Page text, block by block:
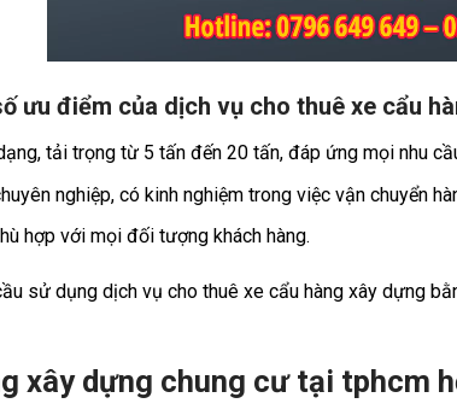
ưu điểm của dịch vụ cho thuê xe cẩu
tải trọng từ 5 tấn đến 20 tấn, đáp ứng mọi nhu
nghiệp, có kinh nghiệm trong việc vận chuyển
hợp với mọi đối tượng khách hàng.
sử dụng dịch vụ cho thuê xe cẩu hàng xây dựng
xây dựng chung cư tại tphcm